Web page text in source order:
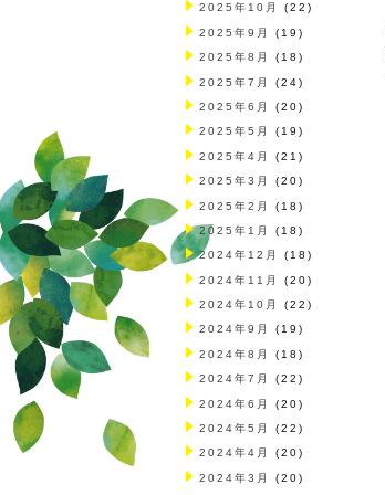
2025年10月 (22)
2025年9月 (19)
2025年8月 (18)
2025年7月 (24)
2025年6月 (20)
2025年5月 (19)
2025年4月 (21)
2025年3月 (20)
2025年2月 (18)
2025年1月 (18)
2024年12月 (18)
2024年11月 (20)
2024年10月 (22)
2024年9月 (19)
2024年8月 (18)
2024年7月 (22)
2024年6月 (20)
2024年5月 (22)
2024年4月 (20)
2024年3月 (20)